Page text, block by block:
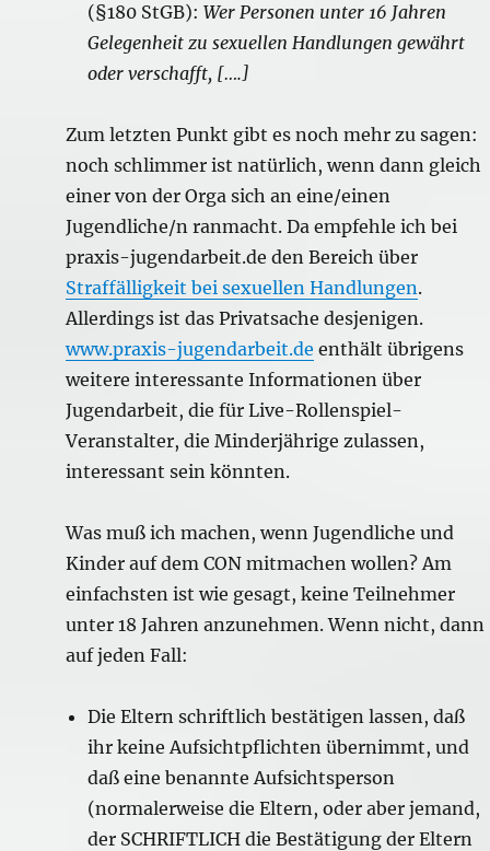
(§180 StGB): Wer Personen unter 16 Jahren
Gelegenheit zu sexuellen Handlungen gewährt
oder verschafft, [….]
Zum letzten Punkt gibt es noch mehr zu sagen:
noch schlimmer ist natürlich, wenn dann gleich
einer von der Orga sich an eine/einen
Jugendliche/n ranmacht. Da empfehle ich bei
praxis-jugendarbeit.de den Bereich über
Straffälligkeit bei sexuellen Handlungen.
Allerdings ist das Privatsache desjenigen.
www.praxis-jugendarbeit.de enthält übrigens
weitere interessante Informationen über
Jugendarbeit, die für Live-Rollenspiel-
Veranstalter, die Minderjährige zulassen,
interessant sein könnten.
Was muß ich machen, wenn Jugendliche und
Kinder auf dem CON mitmachen wollen? Am
einfachsten ist wie gesagt, keine Teilnehmer
unter 18 Jahren anzunehmen. Wenn nicht, dann
auf jeden Fall:
Die Eltern schriftlich bestätigen lassen, daß
ihr keine Aufsichtpflichten übernimmt, und
daß eine benannte Aufsichtsperson
(normalerweise die Eltern, oder aber jemand,
der SCHRIFTLICH die Bestätigung der Eltern